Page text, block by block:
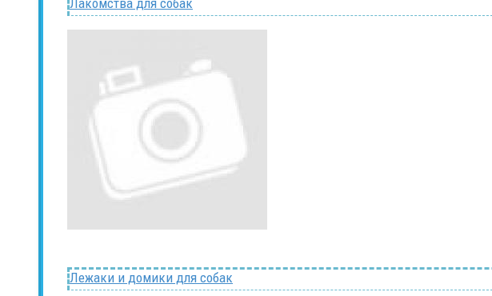
Лакомства для собак
Лежаки и домики для собак